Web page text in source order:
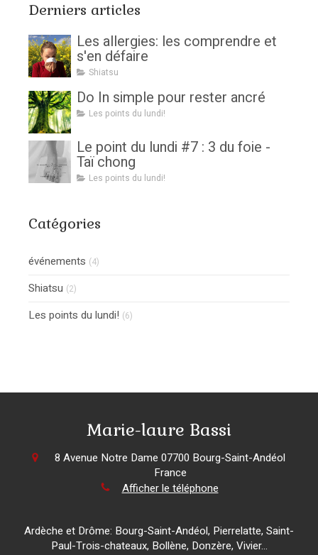
Derniers articles
Les allergies: les comprendre et
s'en défaire
Shiatsu
Do In simple pour rester ancré
Les points du lundi!
Le point du lundi #7 : 3 du foie -
Taï chong
Les points du lundi!
Catégories
événements (4)
Shiatsu (2)
Les points du lundi! (6)
Marie-laure Bassi
8 Avenue Notre Dame 07700 Bourg-Saint-Andéol
France
Afficher le téléphone
Ardèche et Drôme: Bourg-Saint-Andéol, Pierrelatte, Saint-
Paul-Trois-chateaux, Bollène, Donzère, Vivier...